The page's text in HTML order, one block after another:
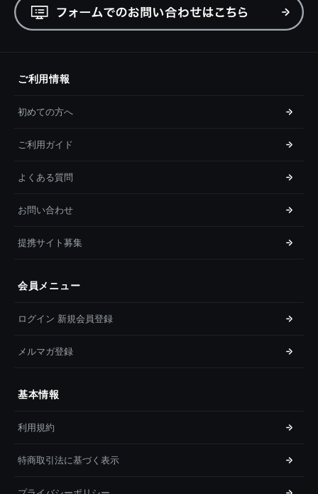
ご利用情報
初めての方へ
ご利用ガイド
よくある質問
お問い合わせ
提携サイト募集
会員メニュー
ログイン 新規会員登録
メルマガ登録
基本情報
利用規約
特商取引法に基づく表示